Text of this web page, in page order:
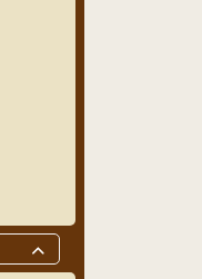
